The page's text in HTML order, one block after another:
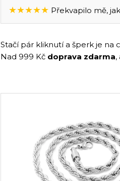
★★★★★ Překvapilo mě,
Stačí pár kliknutí a šperk je na
Nad 999 Kč doprava zdarma,